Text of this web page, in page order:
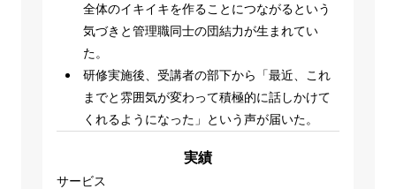
全体のイキイキを作ることにつながるという
気づきと管理職同士の団結力が生まれてい
た。
研修実施後、受講者の部下から「最近、これ
までと雰囲気が変わって積極的に話しかけて
くれるようになった」という声が届いた。
実績
サービス